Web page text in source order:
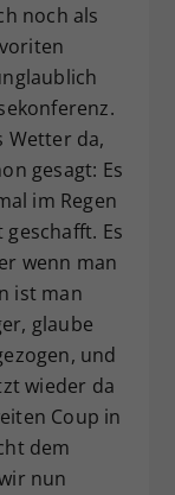
noch als
Wetter da,
gesagt: Es
im Regen
Es
wenn man
ist man
glaube
und
wieder da
Coup in
dem
nun